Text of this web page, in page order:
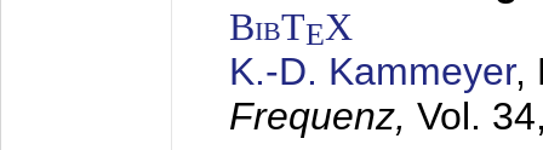
BibTEX
K.-D. Kammeyer,
Frequenz, Vol.